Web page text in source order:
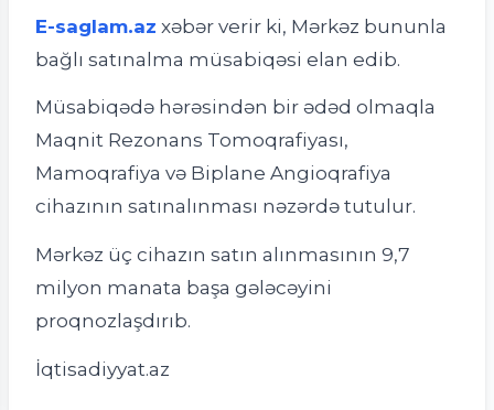
E-saglam.az xəbər verir ki, Mərkəz bununla
bağlı satınalma müsabiqəsi elan edib.
Müsabiqədə hərəsindən bir ədəd olmaqla
Maqnit Rezonans Tomoqrafiyası,
Mamoqrafiya və Biplane Angioqrafiya
cihazının satınalınması nəzərdə tutulur.
Mərkəz üç cihazın satın alınmasının 9,7
milyon manata başa gələcəyini
proqnozlaşdırıb.
İqtisadiyyat.az